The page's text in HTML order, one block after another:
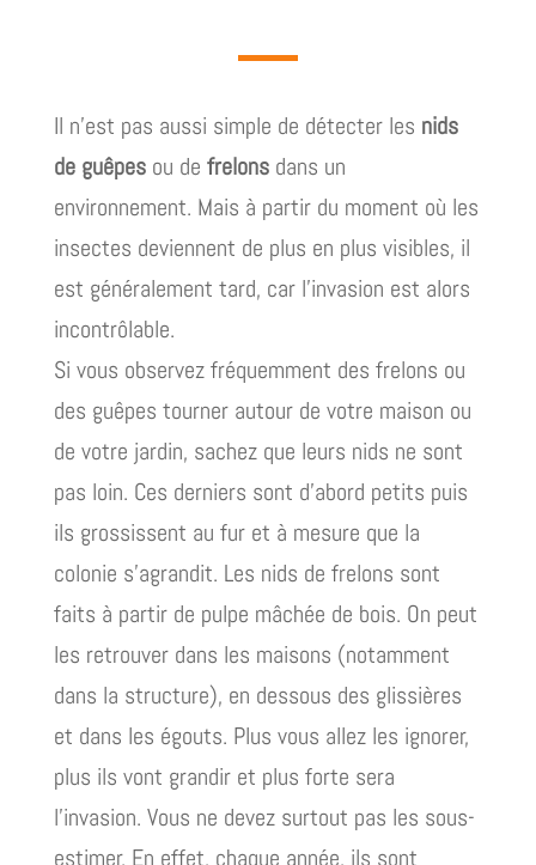
Il n’est pas aussi simple de détecter les nids
de guêpesou de frelonsdans un
environnement. Mais à partir du moment où les
insectes deviennent de plus en plus visibles, il
est généralement tard, car l’invasion est alors
incontrôlable.
Si vous observez fréquemment des frelons ou
des guêpes tourner autour de votre maison ou
de votre jardin, sachez que leurs nids ne sont
pas loin. Ces derniers sont d’abord petits puis
ils grossissent au fur et à mesure que la
colonie s’agrandit. Les nids de frelons sont
faits à partir de pulpe mâchée de bois. On peut
les retrouver dans les maisons (notamment
dans la structure), en dessous des glissières
et dans les égouts. Plus vous allez les ignorer,
plus ils vont grandir et plus forte sera
l’invasion. Vous ne devez surtout pas les sous-
estimer. En effet, chaque année, ils sont